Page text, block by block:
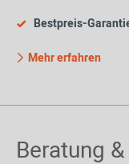
Bestpreis-
Mehr erfahren
Beratung